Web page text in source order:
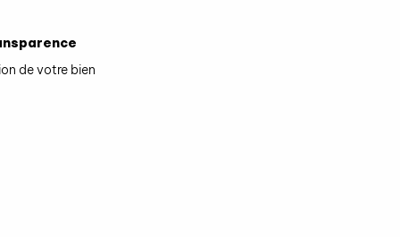
de votre bien